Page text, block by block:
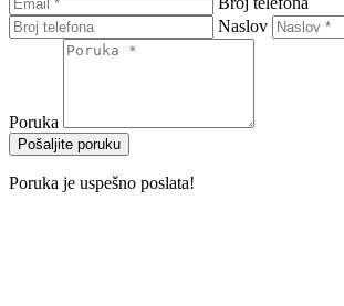
Naslov
Poruka
Pošaljite poruku
Poruka je uspešno poslata!